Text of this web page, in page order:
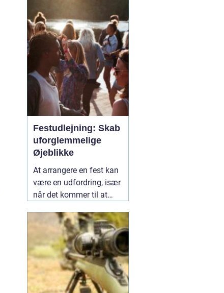
området god...
Festudlejning: Skab
uforglemmelige
Øjeblikke
At arrangere en fest kan
være en udfordring, især
når det kommer til at
aktiviteter, der vil gøre
dagen mindeværdig for
alle dine gæster.02
januar 2025